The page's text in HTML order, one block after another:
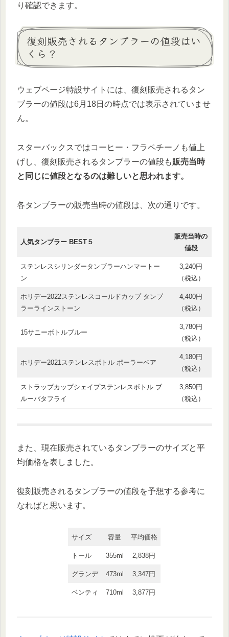
り確認できます。
復刻販売されるタンブラーの値段はい
くら？
ウェブページ特設サイトには、復刻販売されるタン
ブラーの値段は6月18日の時点では表示されていませ
ん。
スターバックスではコーヒー・フラペチーノも値上
げし、復刻販売されるタンブラーの値段も販売当時
と同じに値段となるのは難しいと思われます。
各タンブラーの販売当時の値段は、次の通りです。
人気タンブラー BEST５
販売当時の
値段
ステンレスシリンダータンブラーハンマートー
ン
3,240円
（税込）
ホリデー2022ステンレスコールドカップ タンブ
ラーラインストーン
4,400円
（税込）
15サニーボトルブルー
3,780円
（税込）
ホリデー2021ステンレスボトル ポーラーベア
4,180円
（税込）
ストラップカップシェイプステンレスボトル ブ
ルーバタフライ
3,850円
（税込）
また、現在販売されているタンブラーのサイズと平
均価格を表しました。
復刻販売されるタンブラーの値段を予想する参考に
なればと思います。
サイズ 容量 平均価格
トール 355ml 2,838円
グランデ 473ml 3,347円
ベンティ 710ml 3,877円